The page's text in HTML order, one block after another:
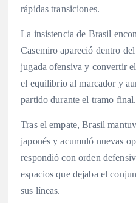
rápidas transiciones.
La insistencia de Brasil
Casemiro apareció dentro
jugada ofensiva y convertir
el equilibrio al marcador y
partido durante el tramo final.
Tras el empate, Brasil
japonés y acumuló nuevas
respondió con orden
espacios que dejaba el
sus líneas.